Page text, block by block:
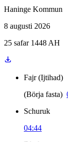
Haninge Kommun
8 augusti 2026
25 safar 1448 AH
Fajr (Ijtihad)
(Börja fasta)
Schuruk
04:44